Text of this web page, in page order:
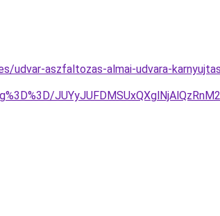
aszfaltozas-almai-udvara-